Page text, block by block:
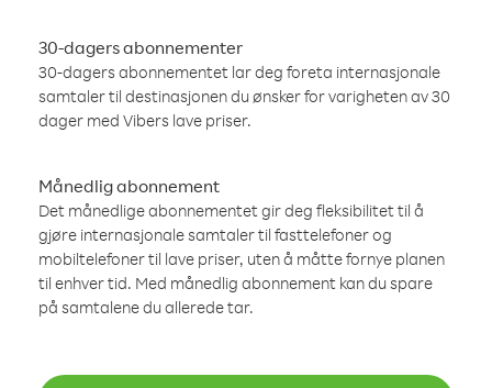
30-dagers abonnementer
30-dagers abonnementet lar deg foreta internasjonale
samtaler til destinasjonen du ønsker for varigheten av 30
dager med Vibers lave priser.
Månedlig abonnement
Det månedlige abonnementet gir deg fleksibilitet til å
gjøre internasjonale samtaler til fasttelefoner og
mobiltelefoner til lave priser, uten å måtte fornye planen
til enhver tid. Med månedlig abonnement kan du spare
på samtalene du allerede tar.